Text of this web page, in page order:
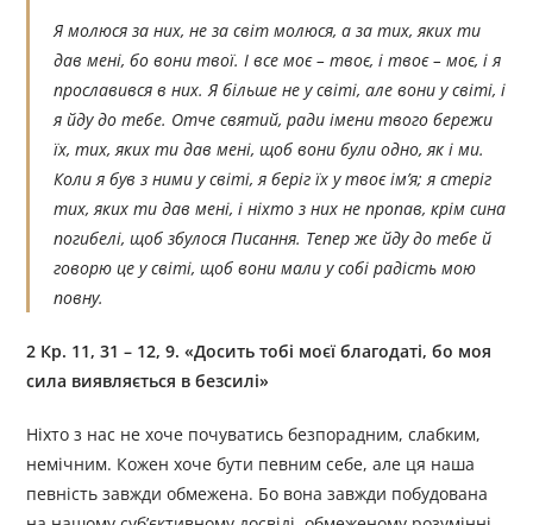
Я молюся за них, не за світ молюся, а за тих, яких ти
дав мені, бо вони твої. І все моє – твоє, і твоє – моє, і я
прославився в них. Я більше не у світі, але вони у світі, і
я йду до тебе. Отче святий, ради імени твого бережи
їх, тих, яких ти дав мені, щоб вони були одно, як і ми.
Коли я був з ними у світі, я беріг їх у твоє ім’я; я стеріг
тих, яких ти дав мені, і ніхто з них не пропав, крім сина
погибелі, щоб збулося Писання. Тепер же йду до тебе й
говорю це у світі, щоб вони мали у собі радість мою
повну.
2 Кр. 11, 31 – 12, 9. «Досить тобі моєї благодаті, бо моя
сила виявляється в безсилі»
Ніхто з нас не хоче почуватись безпорадним, слабким,
немічним. Кожен хоче бути певним себе, але ця наша
певність завжди обмежена. Бо вона завжди побудована